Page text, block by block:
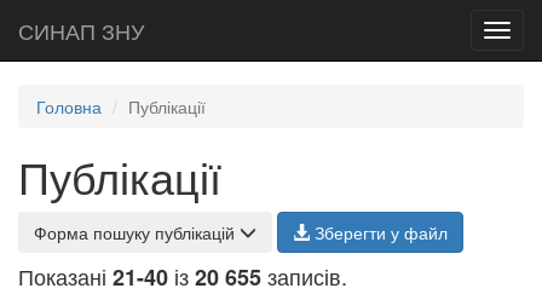
СИНАП ЗНУ
Головна Публікації
Публікації
Форма пошуку публікацій Зберегти у файл
Показані 21-40 із20 655записів.